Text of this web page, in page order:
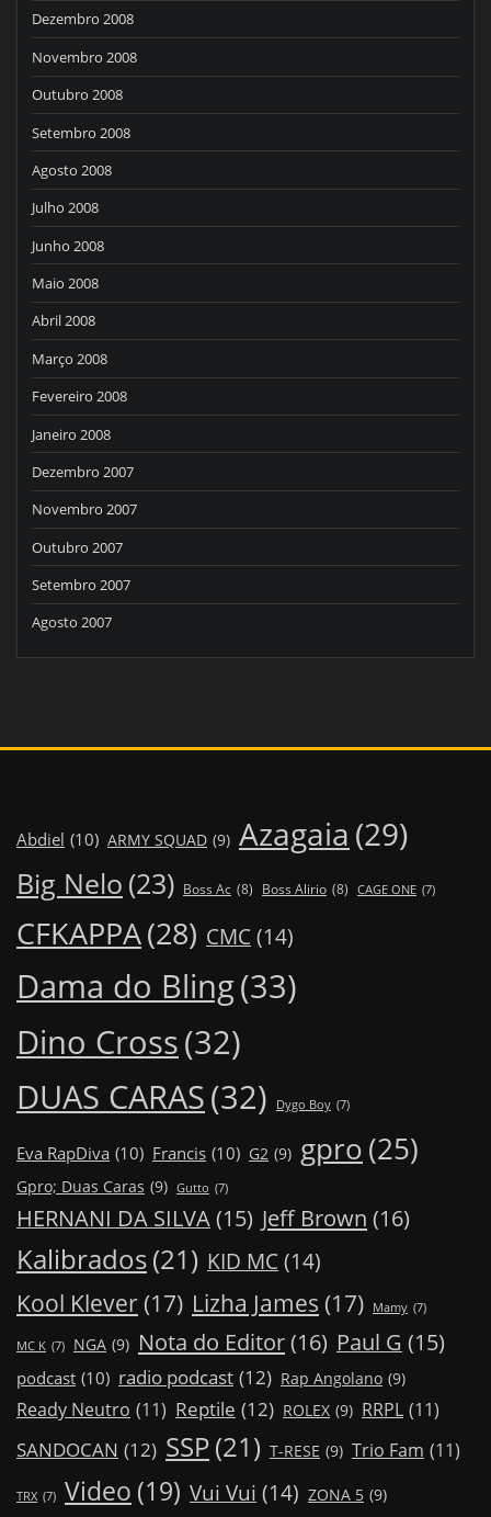
Dezembro 2008
Novembro 2008
Outubro 2008
Setembro 2008
Agosto 2008
Julho 2008
Junho 2008
Maio 2008
Abril 2008
Março 2008
Fevereiro 2008
Janeiro 2008
Dezembro 2007
Novembro 2007
Outubro 2007
Setembro 2007
Agosto 2007
Abdiel (10) ARMY SQUAD (9) Azagaia (29)
Big Nelo (23) Boss Ac (8) Boss Alirio (8) CAGE ONE (7)
CFKAPPA(28) CMC (14)
Dama do Bling(33)
Dino Cross(32)
DUAS CARAS(32) Dygo Boy (7)
Eva RapDiva (10) Francis (10) G2 (9) gpro(25)
Gpro; Duas Caras (9) Gutto (7)
HERNANI DA SILVA(15) Jeff Brown (16)
Kalibrados(21) KID MC (14)
Kool Klever (17) Lizha James (17) Mamy (7)
MC K (7) NGA (9) Nota do Editor(16) Paul G (15)
podcast (10) radio podcast (12) Rap Angolano (9)
Ready Neutro (11) Reptile (12) ROLEX (9) RRPL (11)
SANDOCAN (12) SSP(21) T-RESE (9) Trio Fam (11)
TRX (7) Video (19) Vui Vui (14) ZONA 5 (9)